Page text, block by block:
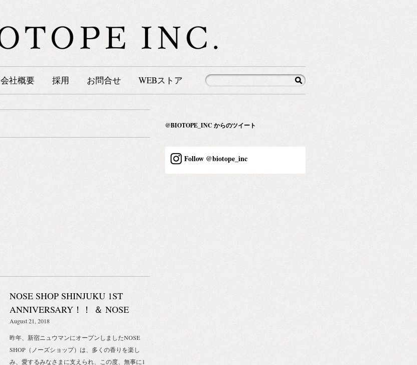
会社概要 採用 お問合せ WEBストア
NOSE SHOP SHINJUKU 1ST
ANNIVERSARY！！ ＆ NOSE
SHOP GINZA NEW OPEN！
August 21, 2018
昨年、新宿ニュウマンにオープンしましたNOSE
SHOP（ノーズショップ）は、多くの香りを楽し
み、愛するみなさまに支えられ、この度、無事に1
@BIOTOPE_INC からのツイート
Follow @biotope_inc